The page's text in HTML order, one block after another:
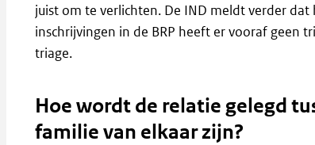
juist om te verlichten. De IND meldt verder
inschrijvingen in de BRP heeft er vooraf geen
triage.
Hoe wordt de relatie gelegd
familie van elkaar zijn?